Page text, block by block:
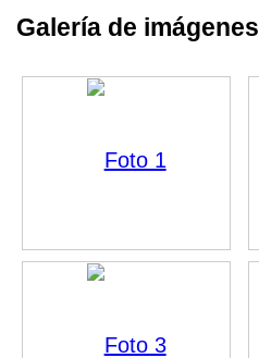
Galería de imágenes